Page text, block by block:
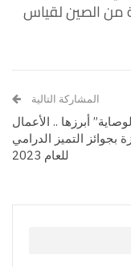
من الصين لقياس
المشاركة التالية
أبرزها .. الأعمال
بجوائز التميز الدرامي
للعام 2023